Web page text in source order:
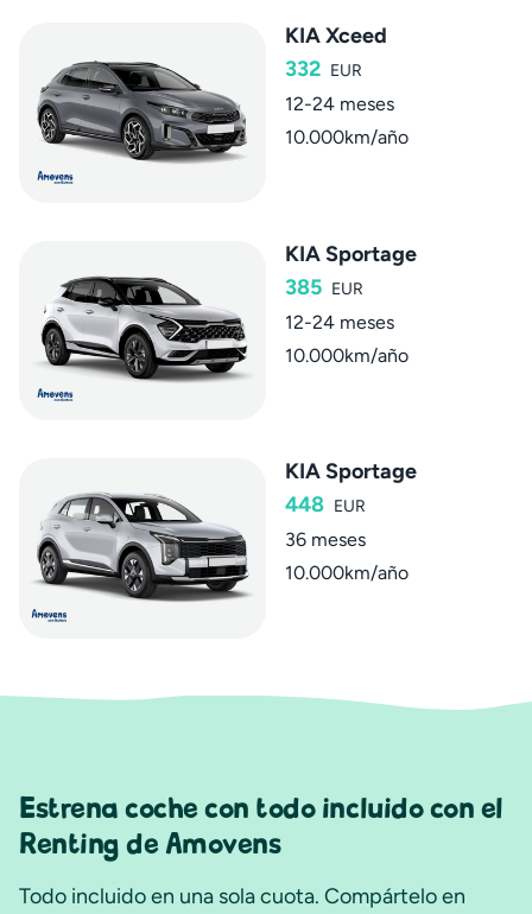
KIA Xceed
332 EUR
12-24 meses
10.000km/año
KIA Sportage
385 EUR
12-24 meses
10.000km/año
KIA Sportage
448 EUR
36 meses
10.000km/año
Estrena coche con todo incluido con el
Renting de Amovens
Todo incluido en una sola cuota. Compártelo en